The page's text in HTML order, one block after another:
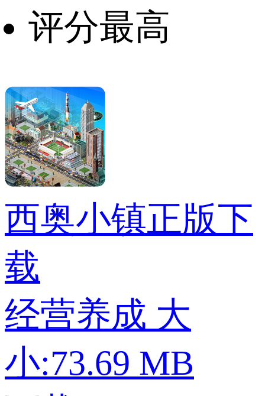
评分最高
西奥小镇正版下
载
经营养成 大
小:73.69 MB